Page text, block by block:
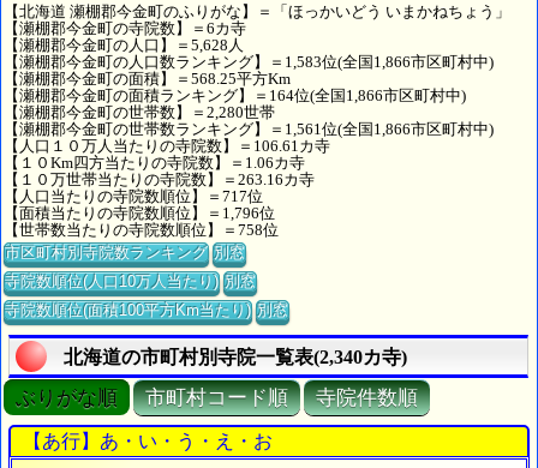
【北海道 瀬棚郡今金町のふりがな】＝「ほっかいどう いまかねちょう」
【瀬棚郡今金町の寺院数】＝6カ寺
【瀬棚郡今金町の人口】＝5,628人
【瀬棚郡今金町の人口数ランキング】＝1,583位(全国1,866市区町村中)
【瀬棚郡今金町の面積】＝568.25平方Km
【瀬棚郡今金町の面積ランキング】＝164位(全国1,866市区町村中)
【瀬棚郡今金町の世帯数】＝2,280世帯
【瀬棚郡今金町の世帯数ランキング】＝1,561位(全国1,866市区町村中)
【人口１０万人当たりの寺院数】＝106.61カ寺
【１０Km四方当たりの寺院数】＝1.06カ寺
【１０万世帯当たりの寺院数】＝263.16カ寺
【人口当たりの寺院数順位】＝717位
【面積当たりの寺院数順位】＝1,796位
【世帯数当たりの寺院数順位】＝758位
市区町村別寺院数ランキング 別窓
寺院数順位(人口10万人当たり) 別窓
寺院数順位(面積100平方Km当たり) 別窓
北海道の市町村別寺院一覧表(2,340カ寺)
ぶりがな順 市町村コード順 寺院件数順
【あ行】あ・い・う・え・お